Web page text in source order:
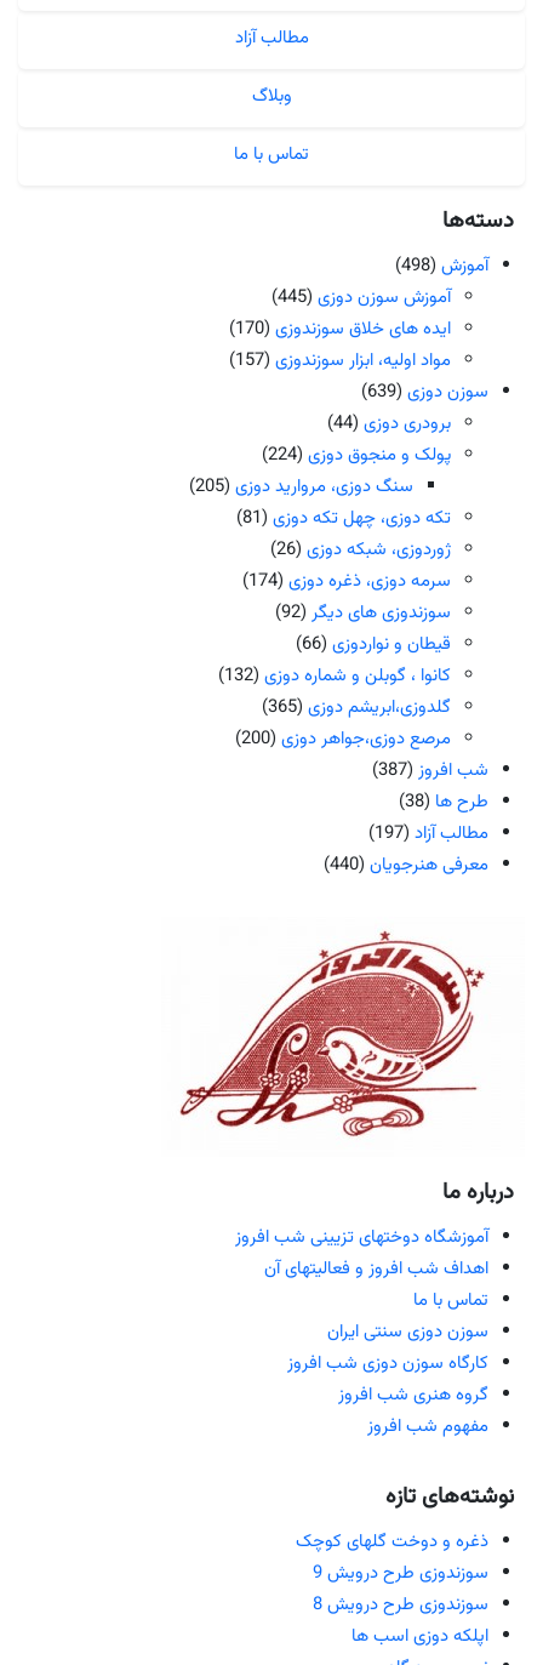
مطالب آزاد
وبلاگ
تماس با ما
دسته‌ها
آموزش (498)
آموزش سوزن دوزی (445)
ایده های خلاق سوزندوزی (170)
مواد اولیه، ابزار سوزندوزی (157)
سوزن دوزی (639)
برودری دوزی (44)
پولک و منجوق دوزی (224)
سنگ دوزی، مروارید دوزی(205)
تکه دوزی، چهل تکه دوزی (81)
ژوردوزی، شبکه دوزی (26)
سرمه دوزی، ذغره دوزی (174)
سوزندوزی های دیگر (92)
قیطان و نواردوزی (66)
کانوا ، گوبلن و شماره دوزی (132)
گلدوزی،ابریشم دوزی (365)
مرصع دوزی،جواهر دوزی (200)
شب افروز (387)
طرح ها (38)
مطالب آزاد (197)
معرفی هنرجویان (440)
درباره ما
آموزشگاه دوختهای تزیینی شب افروز
اهداف شب افروز و فعالیتهای آن
تماس با ما
سوزن دوزی سنتی ایران
کارگاه سوزن دوزی شب افروز
گروه هنری شب افروز
مفهوم شب افروز
نوشته‌های تازه
ذغره و دوخت گلهای کوچک
سوزندوزی طرح درویش 9
سوزندوزی طرح درویش 8
اپلکه دوزی اسب ها